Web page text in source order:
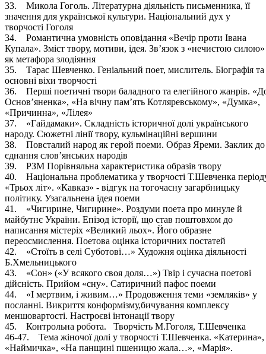
33. Микола Гоголь. Літературна діяльність письменника, її
значення для української культури. Національний дух у
творчості Гоголя
34. Романтична умовність оповідання «Вечір проти Івана
Купала». Зміст твору, мотиви, ідея. Зв’язок з «нечистою силою»
як метафора злодіяння
35. Тарас Шевченко. Геніальний поет, мислитель. Біографія та
основні віхи творчості
36. Перші поетичні твори баладного та елегійного жанрів.
Основ’яненка», «На вічну пам’ять Котляревському», «Думка»,
«Причинна», «Лілея»
37. «Гайдамаки». Складність історичної долі українського
народу. Сюжетні лінії твору, кульмінаційні вершини
38. Повсталий народ як герой поеми. Образ Яреми. Заклик до
єднання слов’янських народів
39. РЗМ Порівняльна характеристика образів твору
40. Національна проблематика у творчості Т.Шевченка
«Трьох літ». «Кавказ» - відгук на тогочасну загарбницьку
політику. Узагальнена ідея поеми
41. «Чигирине, Чигирине». Роздуми поета про минуле й
майбутнє України. Епізод історії, що став поштовхом до
написання містеріх «Великий льох». Його образне
переосмислення. Поетова оцінка історичних постатей
42. «Стоїть в селі Суботові…» Художня оцінка діяльності
Б.Хмельницького
43. «Сон» («У всякого своя доля…») Твір і сучасна поетові
дійсність. Прийом «сну». Сатиричний пафос поеми
44. «І мертвим, і живим…» Продовження теми «земляків» у
посланні. Викриття конформізму,бичування комплексу
меншовартості. Настроєві інтонації твору
45. Контрольна робота. Творчість М.Гоголя, Т.Шевченка
46-47. Тема жіночої долі у творчості Т.Шевченка. «Катерина»,
«Наймичка», «На панщині пшеницю жала…», «Марія».